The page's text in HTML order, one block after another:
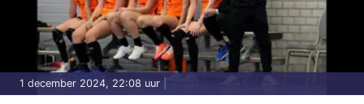
1 december 2024, 22:08 uur